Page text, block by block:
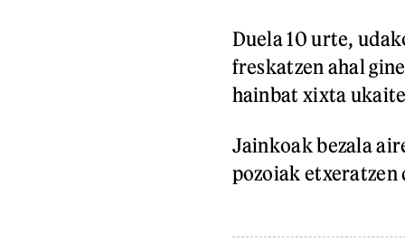
Duela 10 urte,
freskatzen ahal
hainbat xixta
Jainkoak bezala
pozoiak etxeratzen